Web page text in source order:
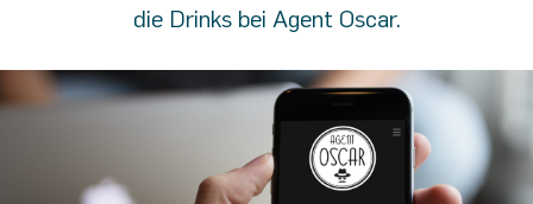
die Drinks bei Agent Oscar.